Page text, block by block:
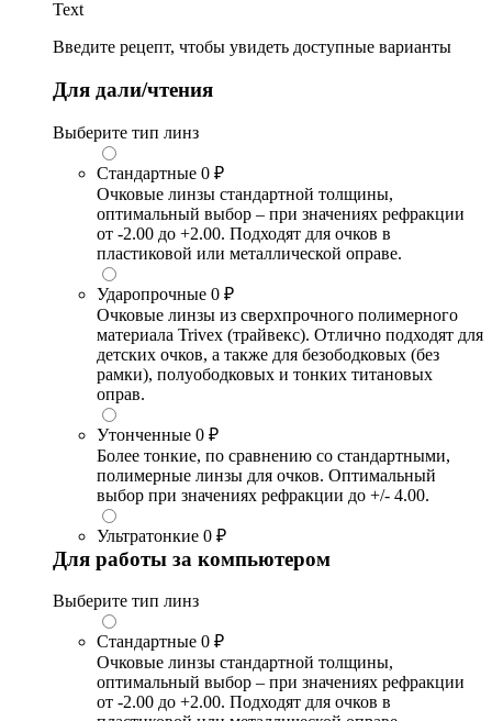
Text
Введите рецепт, чтобы увидеть доступные варианты
Для дали/чтения
Выберите тип линз
Стандартные 0 ₽
Очковые линзы стандартной толщины,
оптимальный выбор – при значениях рефракции
от -2.00 до +2.00. Подходят для очков в
пластиковой или металлической оправе.
Ударопрочные 0 ₽
Очковые линзы из сверхпрочного полимерного
материала Trivex (трайвекс). Отлично подходят для
детских очков, а также для безободковых (без
рамки), полуободковых и тонких титановых
оправ.
Утонченные 0 ₽
Более тонкие, по сравнению со стандартными,
полимерные линзы для очков. Оптимальный
выбор при значениях рефракции до +/- 4.00.
Ультратонкие 0 ₽
Для работы за компьютером
Выберите тип линз
Стандартные 0 ₽
Очковые линзы стандартной толщины,
оптимальный выбор – при значениях рефракции
от -2.00 до +2.00. Подходят для очков в